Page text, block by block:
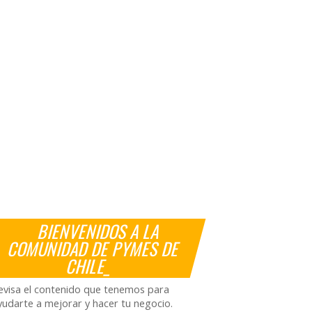
BIENVENIDOS A LA
COMUNIDAD DE PYMES DE
CHILE_
el contenido que tenemos para
a mejorar y hacer tu negocio.